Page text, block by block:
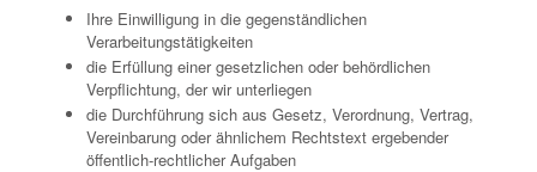
Ihre Einwilligung in die gegenständlichen
Verarbeitungstätigkeiten
die Erfüllung einer gesetzlichen oder behördlichen
Verpflichtung, der wir unterliegen
die Durchführung sich aus Gesetz, Verordnung, Vertrag,
Vereinbarung oder ähnlichem Rechtstext ergebender
öffentlich-rechtlicher Aufgaben